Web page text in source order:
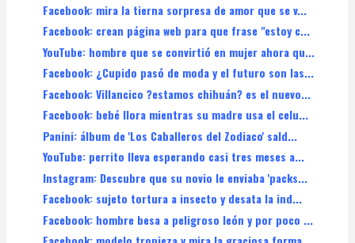
Facebook: mira la tierna sorpresa de amor que se v...
Facebook: crean página web para que frase "estoy c...
YouTube: hombre que se convirtió en mujer ahora qu...
Facebook: ¿Cupido pasó de moda y el futuro son las...
Facebook: Villancico ?estamos chihuán? es el nuevo...
Facebook: bebé llora mientras su madre usa el celu...
Panini: álbum de 'Los Caballeros del Zodiaco' sald...
YouTube: perrito lleva esperando casi tres meses a...
Instagram: Descubre que su novio le enviaba 'packs...
Facebook: sujeto tortura a insecto y desata la ind...
Facebook: hombre besa a peligroso león y por poco ...